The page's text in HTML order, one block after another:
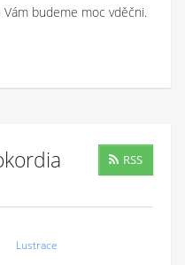
budeme moc vděčni.
RSS
Lustrace